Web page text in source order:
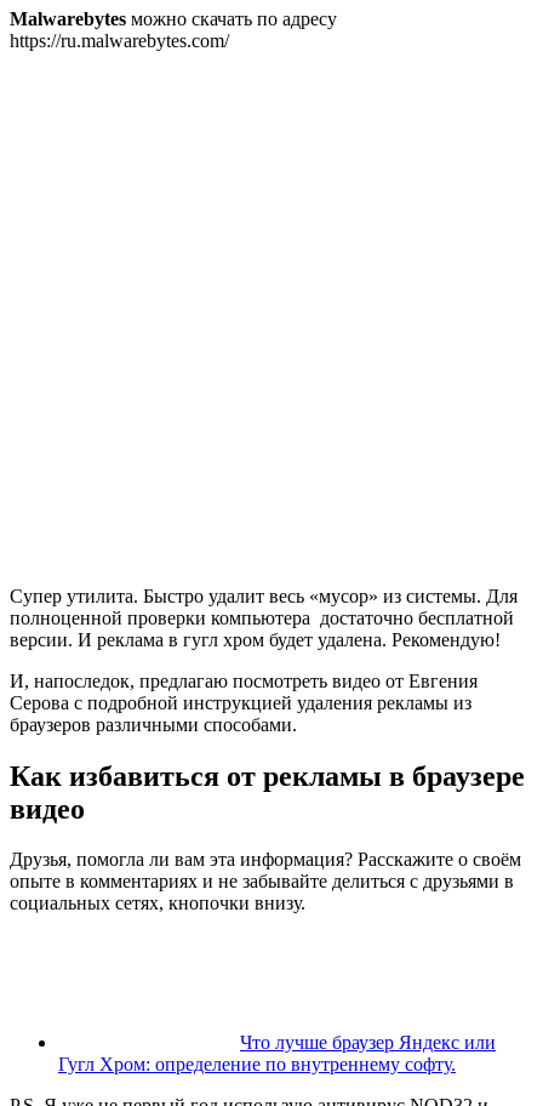
Malwarebytes можно скачать по адресу
https://ru.malwarebytes.com/
Супер утилита. Быстро удалит весь «мусор» из системы. Для
полноценной проверки компьютера достаточно бесплатной
версии. И реклама в гугл хром будет удалена. Рекомендую!
И, напоследок, предлагаю посмотреть видео от Евгения
Серова с подробной инструкцией удаления рекламы из
браузеров различными способами.
Как избавиться от рекламы в браузере
видео
Друзья, помогла ли вам эта информация? Расскажите о своём
опыте в комментариях и не забывайте делиться с друзьями в
социальных сетях, кнопочки внизу.
Что лучше браузер Яндекс или
Гугл Хром: определение по внутреннему софту.